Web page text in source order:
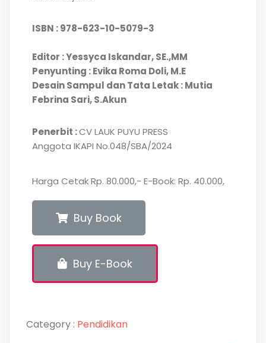
ISBN : 978-623-10-5079-3
Editor : Yessyca Iskandar, SE.,MM
Penyunting : Evika Roma Doli, M.E
Desain Sampul dan Tata Letak : Mutia
Febrina Sari, S.Akun
Penerbit :CV LAUK PUYU PRESS
Anggota IKAPI No.048/SBA/2024
Harga Cetak Rp. 80.000,- E-Book: Rp. 40.000,
Buy Book
Buy E-Book
Category : Pendidikan